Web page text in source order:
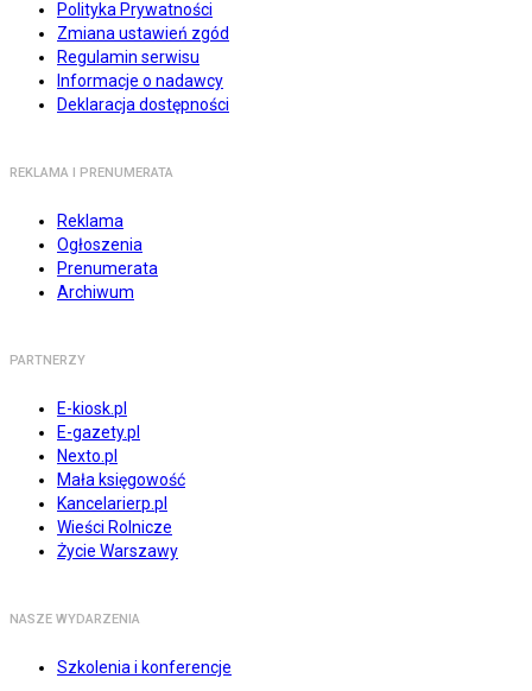
Polityka Prywatności
Zmiana ustawień zgód
Regulamin serwisu
Informacje o nadawcy
Deklaracja dostępności
REKLAMA I PRENUMERATA
Reklama
Ogłoszenia
Prenumerata
Archiwum
PARTNERZY
E-kiosk.pl
E-gazety.pl
Nexto.pl
Mała księgowość
Kancelarierp.pl
Wieści Rolnicze
Życie Warszawy
NASZE WYDARZENIA
Szkolenia i konferencje